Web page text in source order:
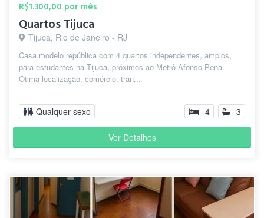
R$1.300,00 por mês
Quartos Tijuca
Tijuca, Rio de Janeiro - RJ
Casa modelo república com 4 quartos independentes, amplos,
para estudantes na Tijuca, próximos ao Metrô Afonso Pena.
Ótima localização, comércio, tran...
Qualquer sexo 4 3
Ver Detalhes